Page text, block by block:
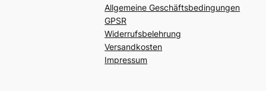
Allgemeine Geschäftsbedingungen
GPSR
Widerrufsbelehrung
Versandkosten
Impressum